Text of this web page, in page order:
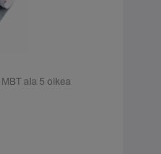
ala 5 oikea